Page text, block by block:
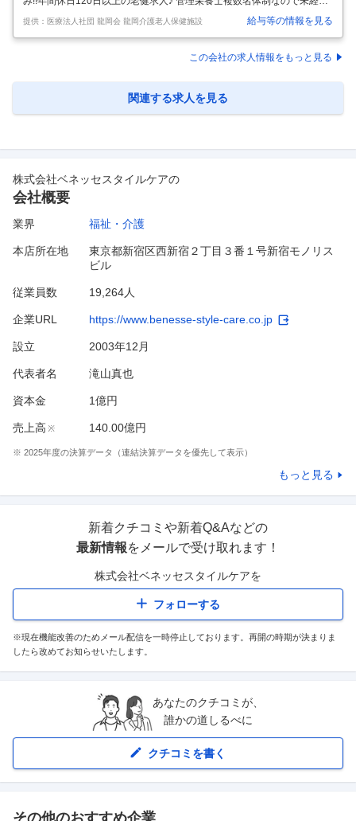
円～240,000円 【給与】 月給：200,000円～240,000円 (内訳) 基本給 18
0,000円～220,000円 資格手当 5,000円 職務手当 15,000円 ※固定残業な
し(残業発生時は別途残業代支給) 【諸手当】 残業手当 資格手当 職務手
分)※業績・評価により支給 【勤務地】…
提供：医療法人社団 龍岡会 龍岡介護老人保健施設 給与等の情報を見る
この会社の求人情報をもっと見る
関連する求人を見る
株式会社ベネッセスタイルケアの
会社概要
業界 福祉・介護
本店所在地
東京都新宿区西新宿２丁目３番１号新宿モノリス
ビル
従業員数 19,264人
企業URL https://www.benesse-style-care.co.jp
設立 2003年12月
代表者名 滝山真也
資本金 1億円
売上高 ※ 140.00億円
※ 2025年度の決算データ（連結決算データを優先して表示）
もっと見る
新着クチコミや新着Q&Aなどの
最新情報をメールで受け取れます！
株式会社ベネッセスタイルケアを
フォローする
※現在機能改善のためメール配信を一時停止しております。再開の時期が決まりま
したら改めてお知らせいたします。
あなたのクチコミが、
誰かの道しるべに
クチコミを書く
その他のおすすめ企業